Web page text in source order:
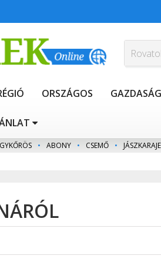
ORSZÁGOS GAZDASÁG
• ABONY • CSEMŐ •